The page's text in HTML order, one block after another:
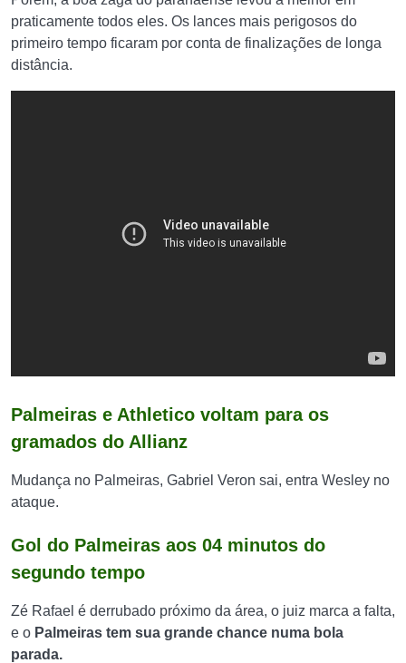
praticamente todos eles. Os lances mais perigosos do
primeiro tempo ficaram por conta de finalizações de longa
distância.
Palmeiras e Athletico voltam para os
gramados do Allianz
Mudança no Palmeiras, Gabriel Veron sai, entra Wesley no
ataque.
Gol do Palmeiras aos 04 minutos do
segundo tempo
Zé Rafael é derrubado próximo da área, o juiz marca a falta,
e o Palmeiras tem sua grande chance numa bola
parada.